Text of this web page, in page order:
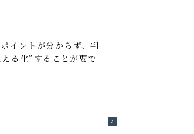
イントが分からず、判
る化”することが要で